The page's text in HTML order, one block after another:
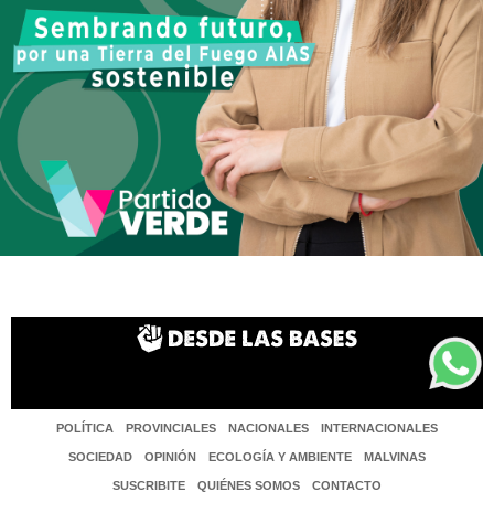
POLÍTICA PROVINCIALES NACIONALES INTERNACIONALES
SOCIEDAD OPINIÓN ECOLOGÍA Y AMBIENTE MALVINAS
SUSCRIBITE QUIÉNES SOMOS CONTACTO